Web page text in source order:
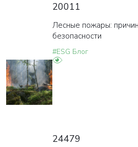
20011
Лесные пожары:
безопасности
#ESG Блог
24479